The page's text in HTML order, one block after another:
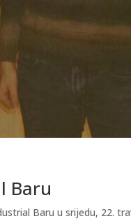
Baru
Baru u srijedu, 22.